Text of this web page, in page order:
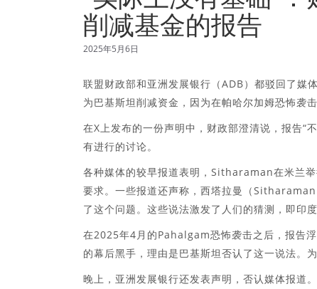
削减基金的报告
2025年5月6日
联盟财政部和亚洲发展银行（ADB）都驳回了
为巴基斯坦削减资金，因为在帕哈尔加姆恐怖袭
在X上发布的一份声明中，财政部澄清说，报告“
有进行的讨论。
各种媒体的较早报道表明，Sitharaman在米兰
要求。一些报道还声称，西塔拉曼（
了这个问题。这些说法激发了人们的猜测，即印
在2025年4月的Pahalgam恐怖袭击之后，报告
的幕后黑手，理由是巴基斯坦否认了这一说法。
晚上，亚洲发展银行还发表声明，否认媒体报道